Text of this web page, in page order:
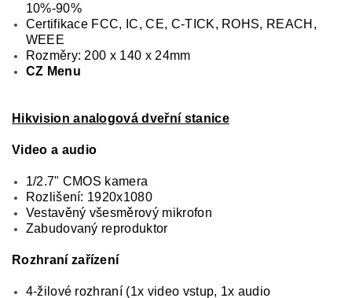
10%-90%
Certifikace FCC, IC, CE, C-TICK, ROHS, REACH,
WEEE
Rozměry: 200 x 140 x 24mm
CZ Menu
Hikvision analogová dveřní stanice
Video a audio
1/2.7" CMOS kamera
Rozlišení: 1920x1080
Vestavěný všesměrový mikrofon
Zabudovaný reproduktor
Rozhraní zařízení
4-žilové rozhraní (1x video vstup, 1x audio